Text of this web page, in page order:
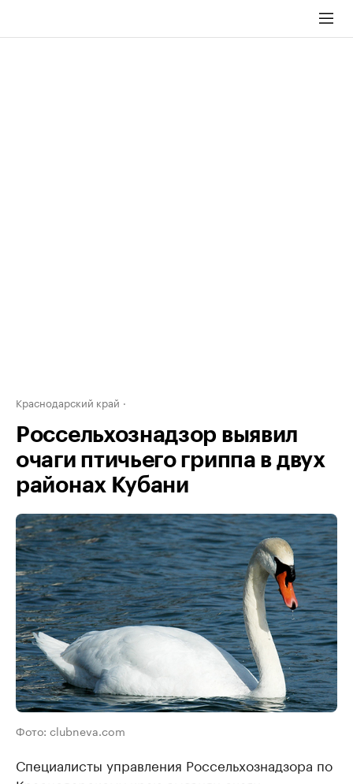
Краснодарский край
Россельхознадзор выявил
очаги птичьего гриппа в двух
районах Кубани
Фото: clubneva.com
Специалисты управления Россельхознадзора по